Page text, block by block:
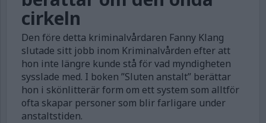
cirkeln
Den före detta kriminalvårdaren Fanny Klang
slutade sitt jobb inom Kriminalvården efter att
hon inte längre kunde stå för vad myndigheten
sysslade med. I boken ”Sluten anstalt” berättar
hon i skönlitterär form om ett system som alltför
ofta skapar personer som blir farligare under
anstaltstiden.